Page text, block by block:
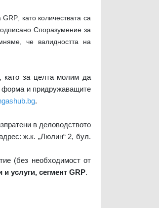
GRP, като количествата са
Споразумение за
че валидността на
като за целта молим да
форма и придружаващите
.
в деловодството
ж.к. „Люлин“ 2, бул.
(без необходимост от
и услуги, сегмент GRP.